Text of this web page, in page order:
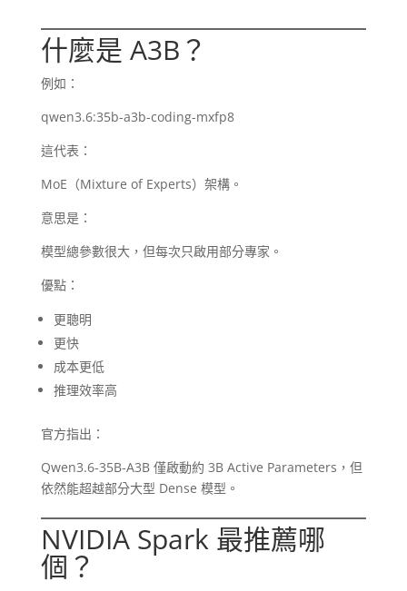
什麼是 A3B？
例如：
qwen3.6:35b-a3b-coding-mxfp8
這代表：
MoE（Mixture of Experts）架構。
意思是：
模型總參數很大，但每次只啟用部分專家。
優點：
更聰明
更快
成本更低
推理效率高
官方指出：
Qwen3.6-35B-A3B 僅啟動約 3B Active Parameters，但
依然能超越部分大型 Dense 模型。
NVIDIA Spark 最推薦哪
個？